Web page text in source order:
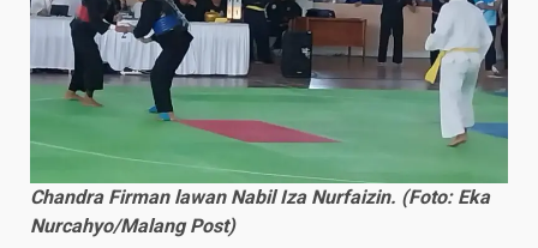
Chandra Firman lawan Nabil Iza Nurfaizin. (Foto: Eka
Nurcahyo/Malang Post)